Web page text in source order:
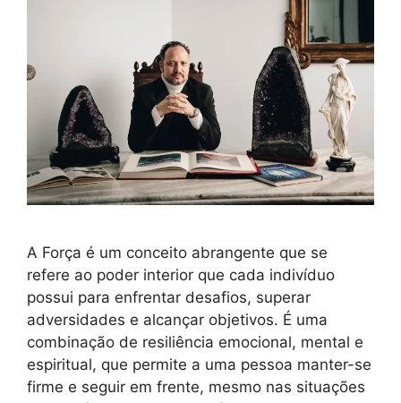
A Força é um conceito abrangente que se
refere ao poder interior que cada indivíduo
possui para enfrentar desafios, superar
adversidades e alcançar objetivos. É uma
combinação de resiliência emocional, mental e
espiritual, que permite a uma pessoa manter-se
firme e seguir em frente, mesmo nas situações